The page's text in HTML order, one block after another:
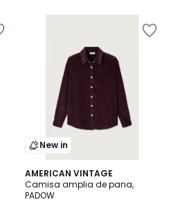
New in
AMERICAN VINTAGE
Camisa amplia de pana,
PADOW